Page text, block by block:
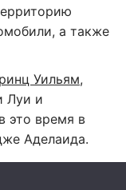
а также
Уильям,
Луи и
это время в
Аделаида.